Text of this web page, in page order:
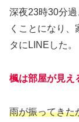
深夜23時30分
くことになり
タにLINEした。
楓は部屋が見え
雨が振ってきた